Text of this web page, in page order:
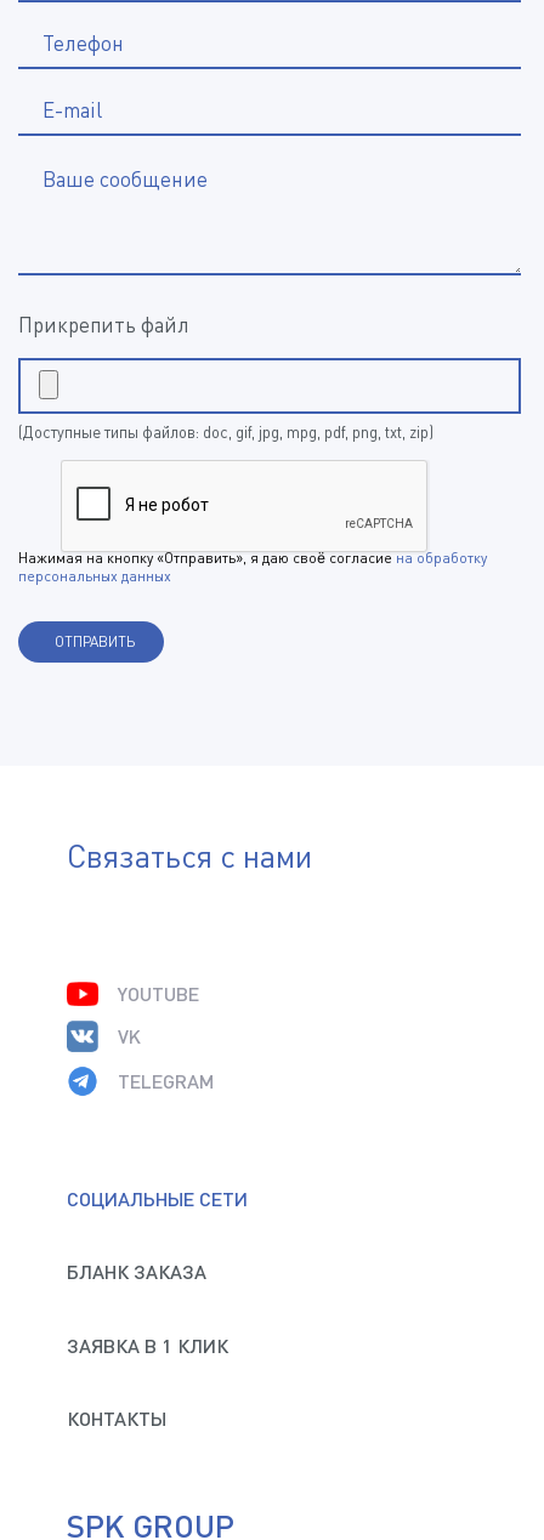
Телефон
E-mail
Ваше сообщение
Прикрепить файл
(Доступные типы файлов: doc, gif, jpg, mpg, pdf, png, txt, zip)
Нажимая на кнопку «Отправить», я даю своё согласиена обработку
персональных данных
Связаться с нами
СОЦИАЛЬНЫЕ СЕТИ
БЛАНК ЗАКАЗА
ЗАЯВКА В 1 КЛИК
КОНТАКТЫ
YOUTUBE
VK
TELEGRAM
SPK GROUP